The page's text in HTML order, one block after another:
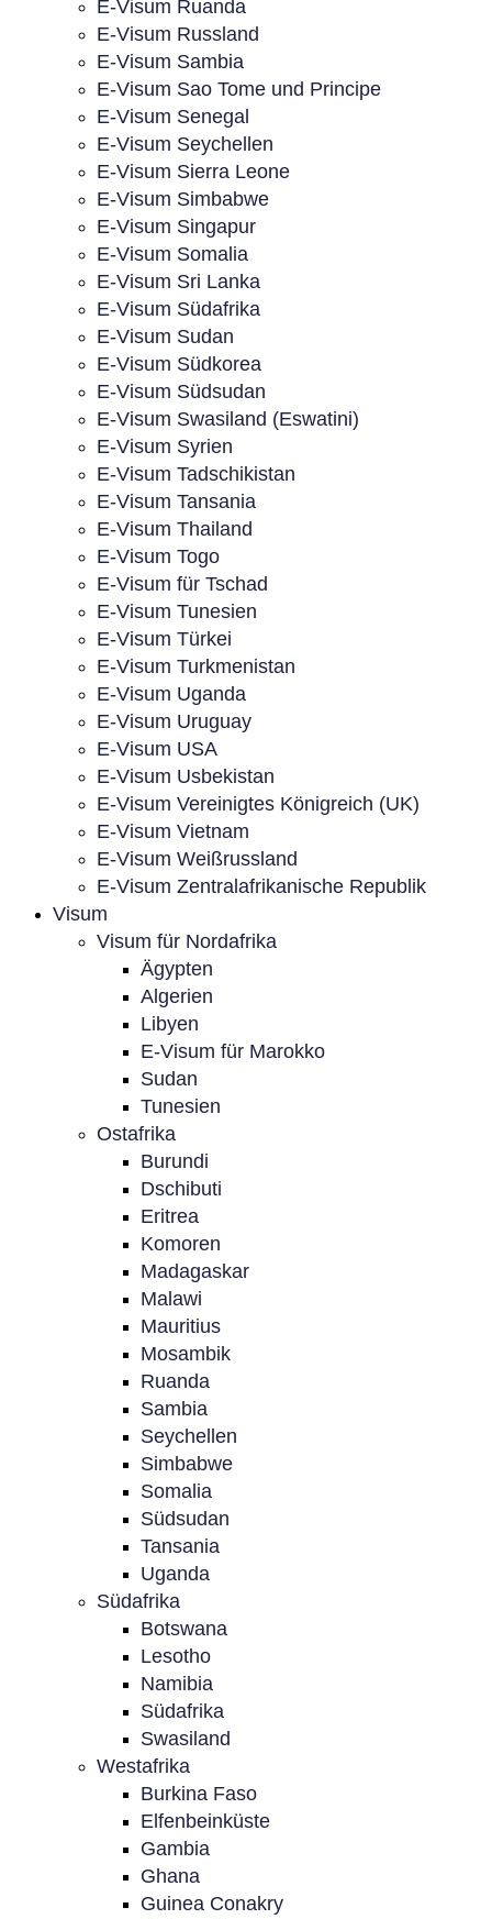
E-Visum Ruanda
E-Visum Russland
E-Visum Sambia
E-Visum Sao Tome und Principe
E-Visum Senegal
E-Visum Seychellen
E-Visum Sierra Leone
E-Visum Simbabwe
E-Visum Singapur
E-Visum Somalia
E-Visum Sri Lanka
E-Visum Südafrika
E-Visum Sudan
E-Visum Südkorea
E-Visum Südsudan
E-Visum Swasiland (Eswatini)
E-Visum Syrien
E-Visum Tadschikistan
E-Visum Tansania
E-Visum Thailand
E-Visum Togo
E-Visum für Tschad
E-Visum Tunesien
E-Visum Türkei
E-Visum Turkmenistan
E-Visum Uganda
E-Visum Uruguay
E-Visum USA
E-Visum Usbekistan
E-Visum Vereinigtes Königreich (UK)
E-Visum Vietnam
E-Visum Weißrussland
E-Visum Zentralafrikanische Republik
Visum
Visum für Nordafrika
Ägypten
Algerien
Libyen
E-Visum für Marokko
Sudan
Tunesien
Ostafrika
Burundi
Dschibuti
Eritrea
Komoren
Madagaskar
Malawi
Mauritius
Mosambik
Ruanda
Sambia
Seychellen
Simbabwe
Somalia
Südsudan
Tansania
Uganda
Südafrika
Botswana
Lesotho
Namibia
Südafrika
Swasiland
Westafrika
Burkina Faso
Elfenbeinküste
Gambia
Ghana
Guinea Conakry